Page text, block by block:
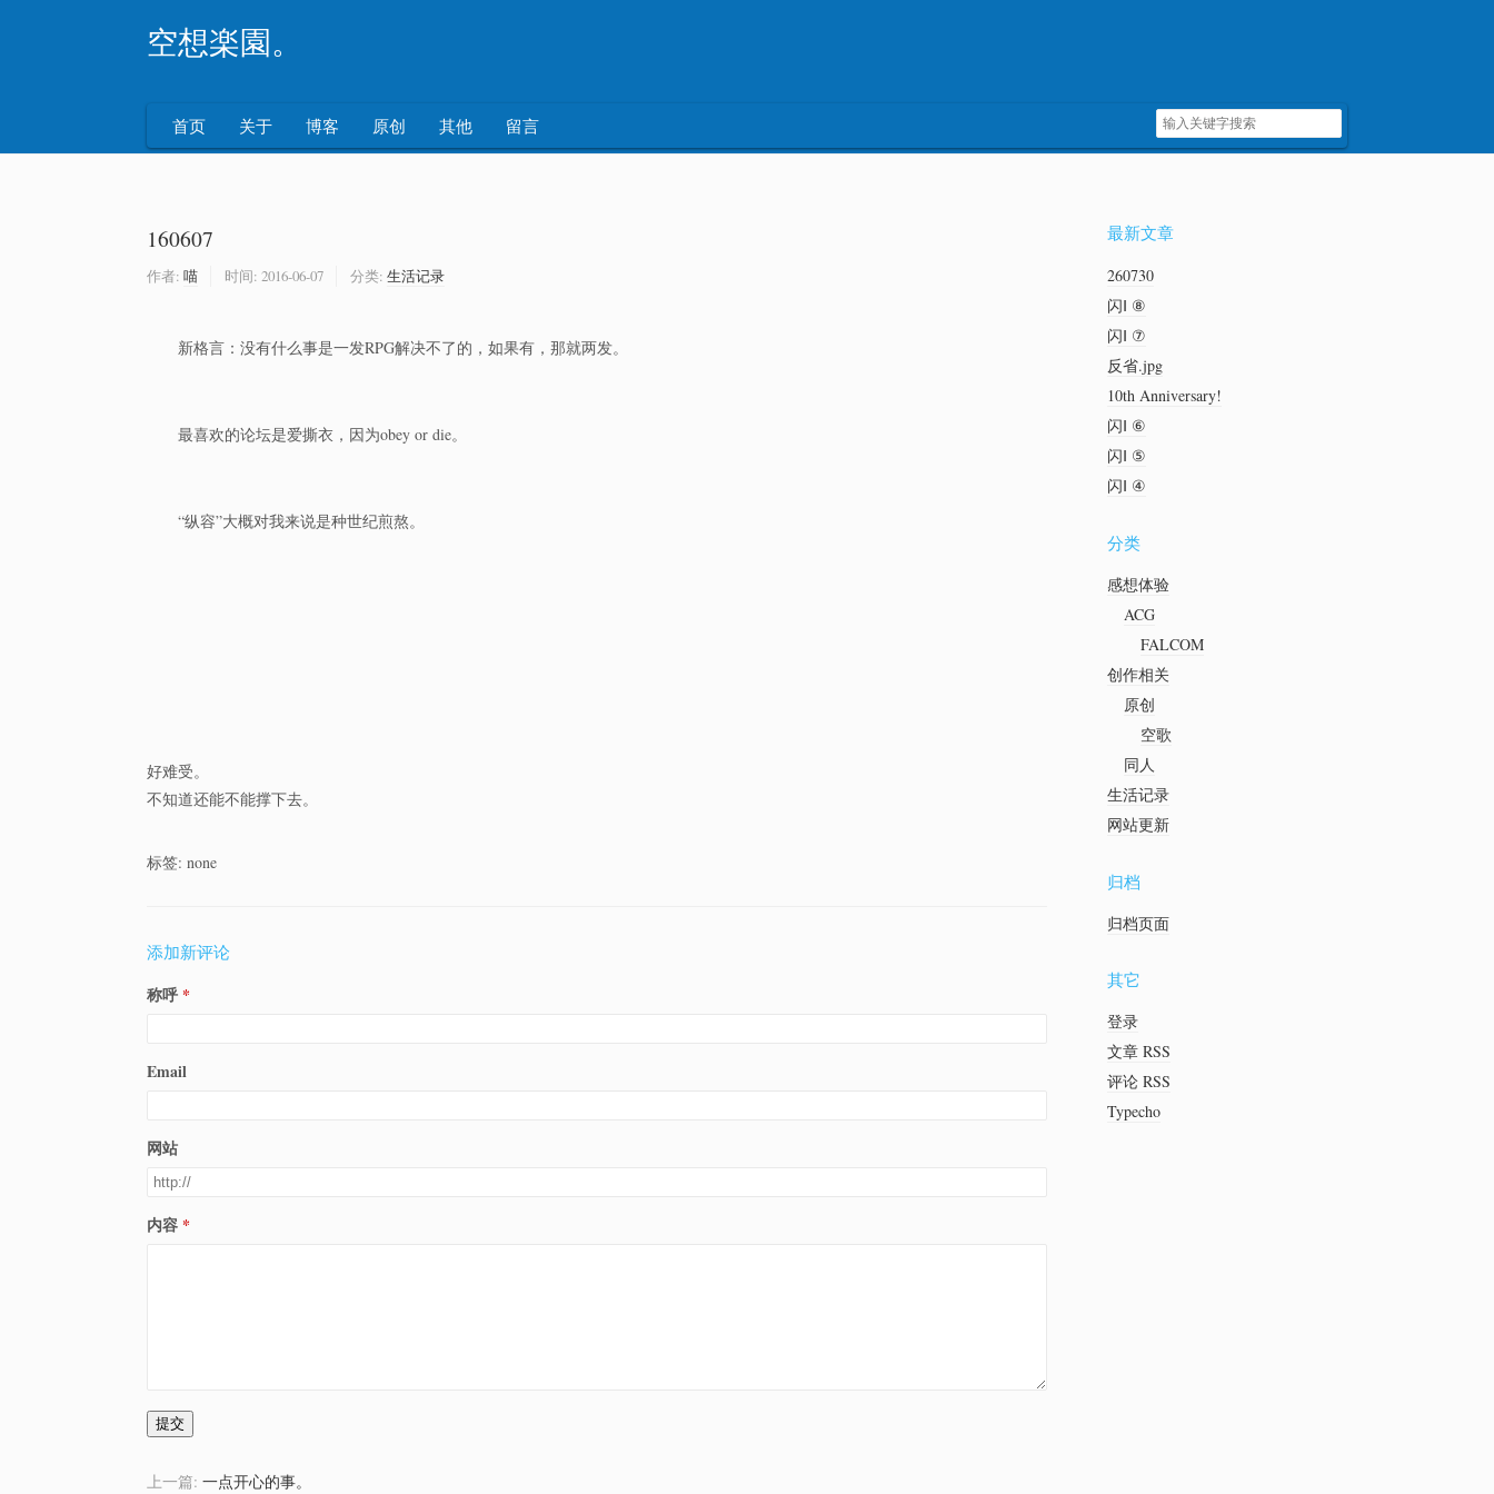
空想楽園。
首页 关于 博客 原创 其他 留言
160607
作者: 喵 时间: 2016-06-07 分类: 生活记录
新格言：没有什么事是一发RPG解决不了的，如果有，那就两发。
最喜欢的论坛是爱撕衣，因为obey or die。
“纵容”大概对我来说是种世纪煎熬。
好难受。
不知道还能不能撑下去。
标签: none
添加新评论
称呼
Email
网站
内容
提交
上一篇: 一点开心的事。
最新文章
260730
闪Ⅰ ⑧
闪Ⅰ ⑦
反省.jpg
10th Anniversary!
闪Ⅰ ⑥
闪Ⅰ ⑤
闪Ⅰ ④
分类
感想体验
ACG
FALCOM
创作相关
原创
空歌
同人
生活记录
网站更新
归档
归档页面
其它
登录
文章 RSS
评论 RSS
Typecho